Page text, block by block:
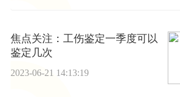
焦点关注：工伤鉴定一季度可以
鉴定几次
2023-06-21 14:13:19